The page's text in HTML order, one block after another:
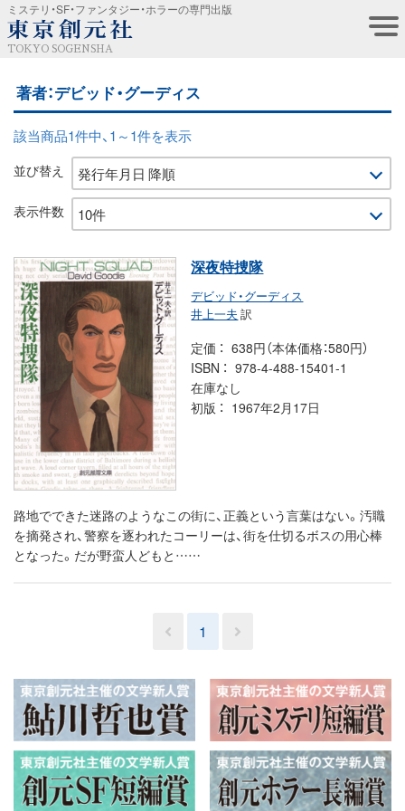
ミステリ・SF・ファンタジー・ホラーの専門出版
TOKYO SOGENSHA
著者：デビッド・グーディス
該当商品1件中、1～1件を表示
並び替え
表示件数
深夜特捜隊
デビッド・グーディス
井上一夫 訳
定価
638円（本体価格：580円）
ISBN
978-4-488-15401-1
在庫なし
初版
1967年2月17日
路地でできた迷路のようなこの街に、正義という言葉はない。汚職
を摘発され、警察を逐われたコーリーは、街を仕切るボスの用心棒
となった。だが野蛮人どもと……
1